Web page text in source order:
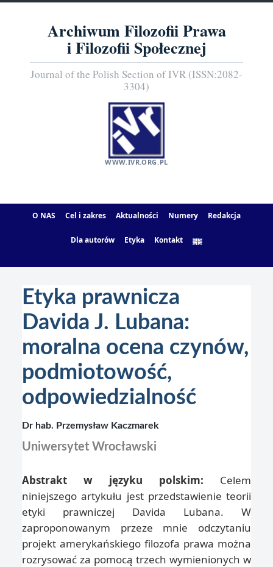
Archiwum Filozofii Prawa
i Filozofii Społecznej
Journal of the Polish Section of IVR (ISSN:2082-
3304)
WWW.IVR.ORG.PL
O NAS Cel i zakres Aktualności Numery Redakcja
Dla autorów Etyka Kontakt
Etyka prawnicza
Davida J. Lubana:
moralna ocena czynów,
podmiotowość,
odpowiedzialność
Dr hab. Przemysław Kaczmarek
Uniwersytet Wrocławski
Abstrakt w języku polskim: Celem
niniejszego artykułu jest przedstawienie teorii
etyki prawniczej Davida Lubana. W
zaproponowanym przeze mnie odczytaniu
projekt amerykańskiego filozofa prawa można
rozrysować za pomocą trzech wymienionych w